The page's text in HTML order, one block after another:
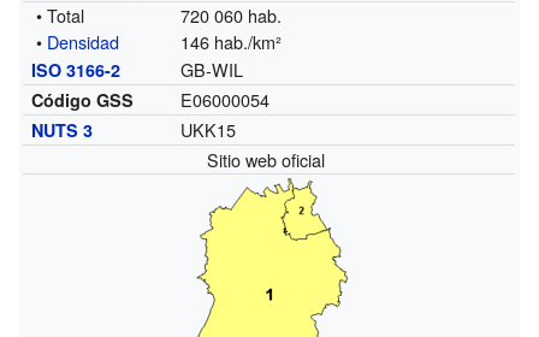
• Total
720 060 hab.
• Densidad 146 hab./km²
ISO 3166-2 GB-WIL
Código GSS E06000054
NUTS 3
UKK15
Sitio web oficial